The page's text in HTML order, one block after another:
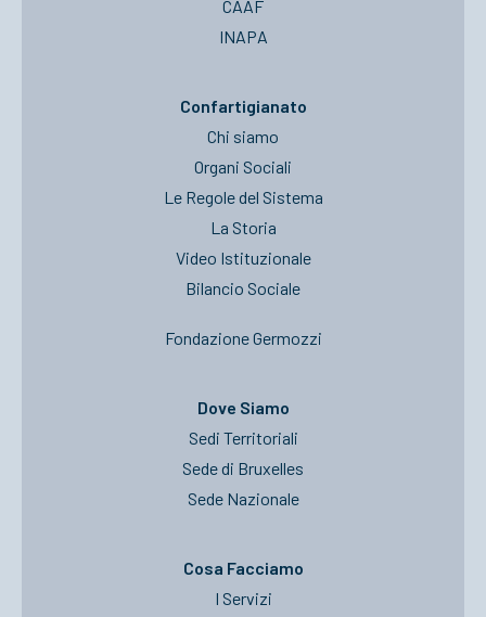
CAAF
INAPA
Confartigianato
Chi siamo
Organi Sociali
Le Regole del Sistema
La Storia
Video Istituzionale
Bilancio Sociale
Fondazione Germozzi
Dove Siamo
Sedi Territoriali
Sede di Bruxelles
Sede Nazionale
Cosa Facciamo
I Servizi